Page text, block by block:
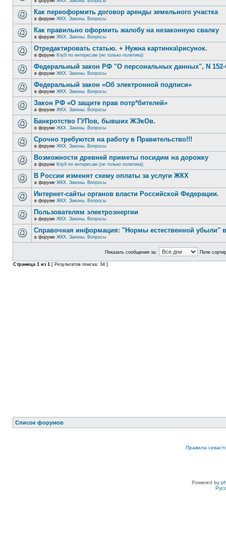
Как переоформить договор аренды земельного участка
в форуме ЖКХ. Законы. Вопросы
Как правильно оформить жалобу на незаконную свалку
в форуме ЖКХ. Законы. Вопросы
Отредактировать статью. + Нужна картинка\рисунок.
в форуме Клуб по интересам (не только политика)
Федеральный закон РФ "О персональных данных", N
в форуме ЖКХ. Законы. Вопросы
Федеральный закон «Об электронной подписи»
в форуме ЖКХ. Законы. Вопросы
Закон РФ «О защите прав потр*бителей»
в форуме ЖКХ. Законы. Вопросы
Банкротство ГУПов, бывших ЖЭкОв.
в форуме ЖКХ. Законы. Вопросы
Срочно требуются на работу в Правительство!!!
в форуме ЖКХ. Законы. Вопросы
Возможности древней приметы посидим на дорожку
в форуме Клуб по интересам (не только политика)
В России изменят схему оплаты за услуги ЖКХ
в форуме ЖКХ. Законы. Вопросы
Интернет-сайты органов власти Российской Федерации.
в форуме ЖКХ. Законы. Вопросы
Пользователям электроэнергии
в форуме ЖКХ. Законы. Вопросы
Справочная информация: "Нормы естественной убыли"
в форуме ЖКХ. Законы. Вопросы
Показать сообщения за: Поле
Страница 1 из 1 [ Результатов поиска: 34 ]
Список форумов
Правила
Powered by